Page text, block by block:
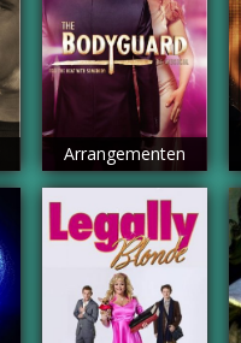
Arrangementen